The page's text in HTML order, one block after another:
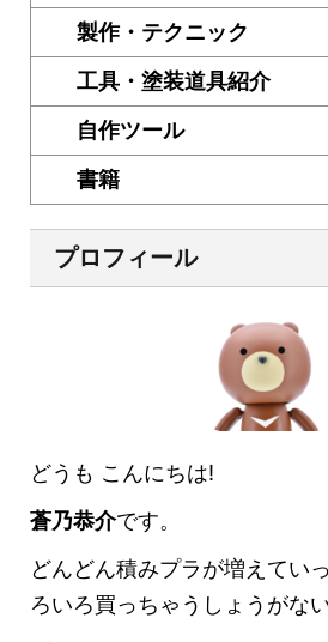
製作・テクニック
工具・塗装道具紹介
自作ツール
書籍
プロフィール
どうも こんにちは!
蒼乃恭介です。
どんどん積みプラが増えてい
ろいろ買っちゃうしょうがな